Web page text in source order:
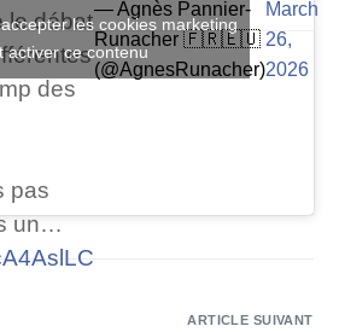
le débat
des
pas
un…
— Agnès Pannier-
Runacher 🇫🇷🇪🇺
(@AgnesRunacher)
March
26,
2026
les cookies marketing
activer ce contenu
ARTICLE SUIVANT